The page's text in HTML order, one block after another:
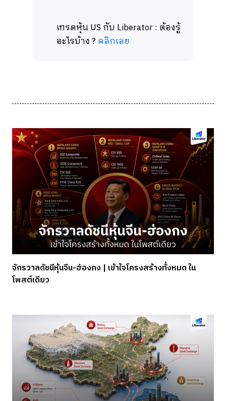
เทรดหุ้น US กับ Liberator : ต้องรู้
อะไรบ้าง ? คลิกเลย
จักรวาลดัชนีหุ้นจีน-ฮ่องกง | เข้าใจโครงสร้างทั้งหมด ใน
โพสต์เดียว